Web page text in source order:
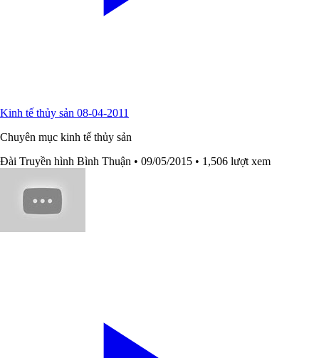
Kinh tế thủy sản 08-04-2011
Chuyên mục kinh tế thủy sản
Đài Truyền hình Bình Thuận • 09/05/2015 • 1,506 lượt xem